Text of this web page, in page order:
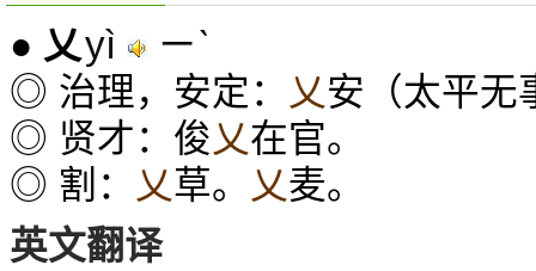
● 乂yì ㄧˋ
◎ 治理，安定： 乂安（太平无
◎ 贤才：俊乂在官。
◎ 割：
乂草。 乂麦。
英文翻译